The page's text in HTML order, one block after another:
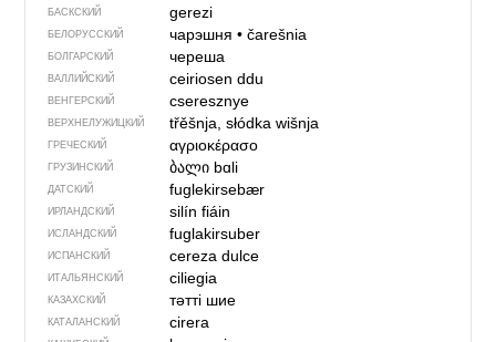
БАСКСКИЙ gerezi
БЕЛОРУССКИЙ чарэшня• čarešnia
БОЛГАРСКИЙ череша
ВАЛЛИЙСКИЙ ceiriosen ddu
ВЕНГЕРСКИЙ cseresznye
ВЕРХНЕЛУЖИЦКИЙ třěšnja, słódka wišnja
ГРЕЧЕСКИЙ αγριοκέρασο
ГРУЗИНСКИЙ ბალი bɑli
ДАТСКИЙ fuglekirsebær
ИРЛАНДСКИЙ silín fiáin
ИСЛАНДСКИЙ fuglakirsuber
ИСПАНСКИЙ cereza dulce
ИТАЛЬЯНСКИЙ ciliegia
КАЗАХСКИЙ тәтті шие
КАТАЛАНСКИЙ cirera